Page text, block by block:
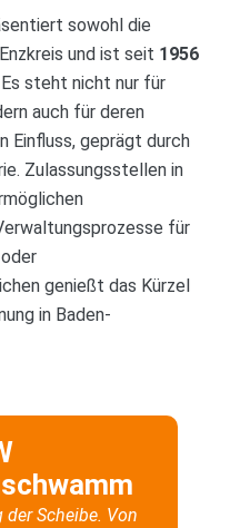
sowohl die
und ist seit 1956
steht nicht nur für
auch für deren
Einfluss, geprägt durch
Zulassungsstellen in
für
genießt das Kürzel
in Baden-
Scheibe. Von